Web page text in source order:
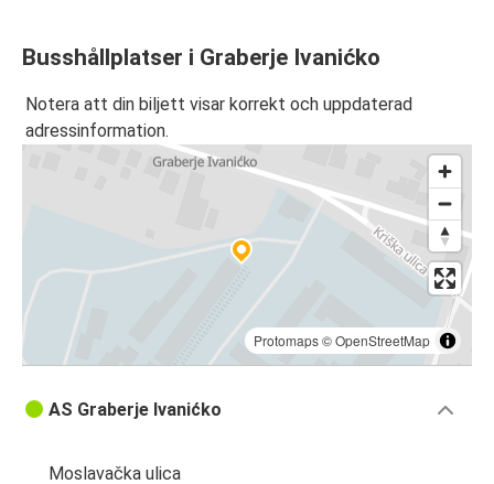
Busshållplatser i Graberje Ivanićko
Notera att din biljett visar korrekt och uppdaterad
adressinformation.
Protomaps©OpenStreetMap
AS Graberje Ivanićko
Moslavačka ulica